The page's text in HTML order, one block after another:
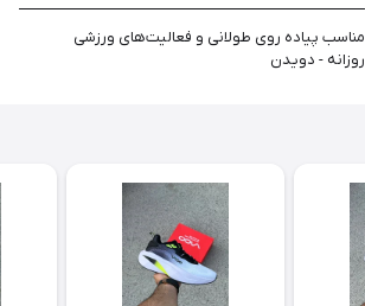
مناسب پیاده روی طولانی و فعالیت‌های ورزشی
روزانه - دویدن